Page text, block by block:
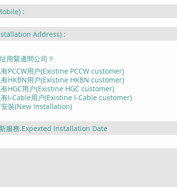
用緊邊間公司？
PCCW用户(Existine PCCW customer)
HKBN用户(Existine HKBN customer)
HGC用户(Existine HGC customer)
I-Cable用户(Existine I-Cable customer)
安裝(New Installation)